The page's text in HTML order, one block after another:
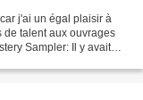
j'ai un égal plaisir à
de talent aux ouvrages
Sampler: Il y avait